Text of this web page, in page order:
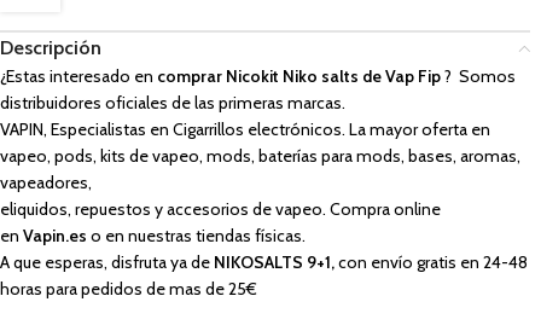
Descripción
¿Estas interesado en comprar Nicokit Niko salts de Vap Fip? Somos
distribuidores oficiales de las primeras marcas.
VAPIN, Especialistas en Cigarrillos electrónicos. La mayor oferta en
vapeo, pods, kits de vapeo, mods, baterías para mods, bases, aromas,
vapeadores,
eliquidos, repuestos y accesorios de vapeo. Compra online
en Vapin.es o en nuestras tiendas físicas.
A que esperas, disfruta ya de NIKOSALTS 9+1,con envío gratis en 24-48
horas para pedidos de mas de 25€